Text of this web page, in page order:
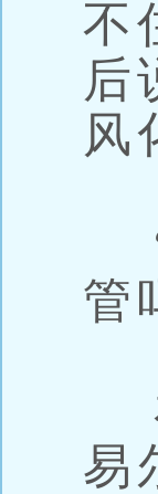
不
后
风
“
管
易